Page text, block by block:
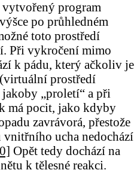
program
po průhledném
toto prostředí
Při vykročení mimo
k pádu, který ačkoliv je
prostředí
„proletí“ a při
má pocit, jako kdyby
zavrávorá, přestože
ucha nedochází
Opět tedy dochází na
k tělesné reakci.